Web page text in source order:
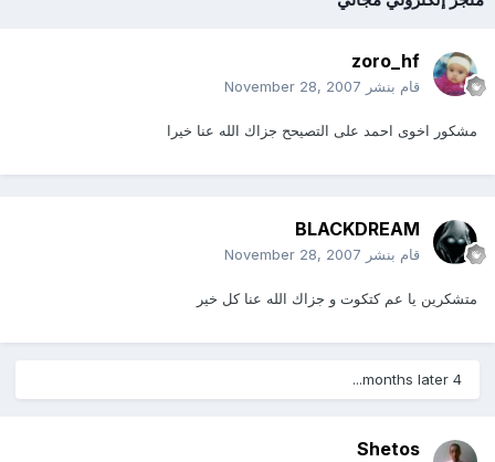
zoro_hf
قام بنشر November 28, 2007
مشكور اخوى احمد على التصيحح جزاك الله عنا خيرا
BLACKDREAM
قام بنشر November 28, 2007
متشكرين يا عم كتكوت و جزاك الله عنا كل خير
4 months later...
Shetos